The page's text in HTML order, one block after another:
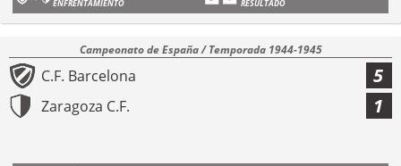
ENFRENTAMIENTO
RESULTADO
Campeonato de España / Temporada 1944-1945
C.F. Barcelona 5
Zaragoza C.F. 1